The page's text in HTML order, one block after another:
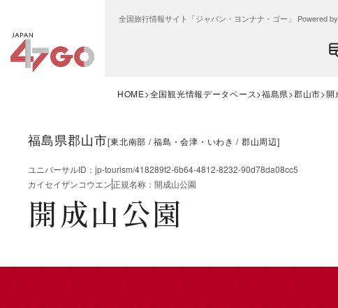
全国旅行情報サイト「ジャパン・ヨンナナ・ゴー」 Powered
HOME 全国観光情報データベース 福島県 郡山市 開
福島県郡山市[東北南部 福島・会津・いわき 郡山周辺]
ユニバーサルID ： jp-tourism/418289f2-6b64-4812-8232-90d78da08cc5
カイセイザンコウエン正規名称 ： 開成山公園
開成山公園